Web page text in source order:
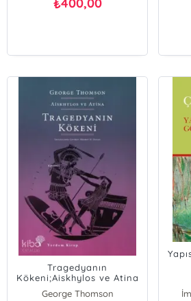
₺
Tragedyanın
Kökeni;Aiskhylos ve Atina
George Thomson